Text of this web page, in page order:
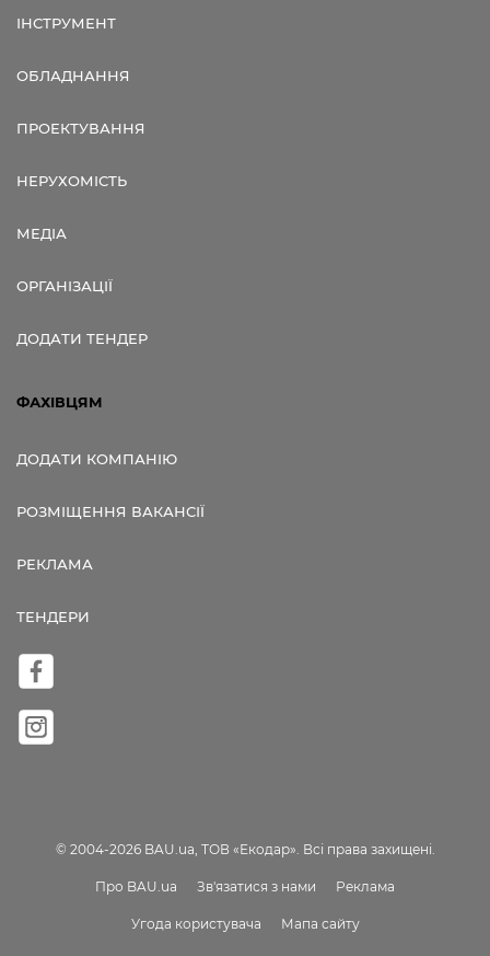
ІНСТРУМЕНТ
ОБЛАДНАННЯ
ПРОЕКТУВАННЯ
НЕРУХОМІСТЬ
МЕДІА
ОРГАНІЗАЦІЇ
ДОДАТИ ТЕНДЕР
ФАХІВЦЯМ
ДОДАТИ КОМПАНІЮ
РОЗМІЩЕННЯ ВАКАНСІЇ
РЕКЛАМА
ТЕНДЕРИ
© 2004-2026 BAU.ua, ТОВ «Екодар». Всі права захищені.
Про BAU.ua Зв'язатися з нами Реклама
Угода користувача Мапа сайту